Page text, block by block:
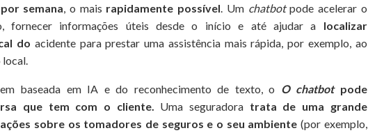
semana , o mais rapidamente possível . Um chatbotpode acelerar o
fornecer informações úteis desde o início e até ajudar a localizar
do acidente para prestar uma assistência mais rápida, por exemplo, ao
baseada em IA e do reconhecimento de texto, o O chatbotpode
que tem com o cliente.
Uma seguradora trata de uma grande
sobre os tomadores de seguros e o seu ambiente (por exemplo,